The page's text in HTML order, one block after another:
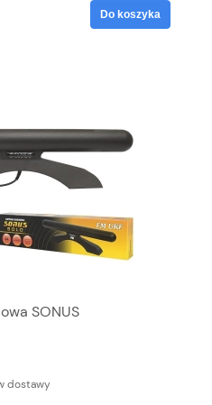
Do koszyka
SONUS
dostawy